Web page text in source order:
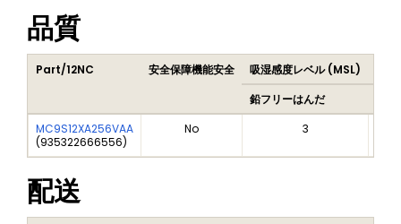
品質
Part/12NC 安全保障機能安全 吸湿感度レベル (MSL)
鉛フリーはんだ
MC9S12XA256VAA
(935322666556)
No 3
配送